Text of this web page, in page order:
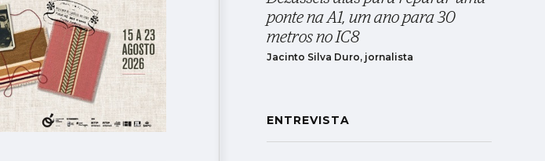
ponte na A1, um ano para 30
metros no IC8
Jacinto Silva Duro, jornalista
ENTREVISTA